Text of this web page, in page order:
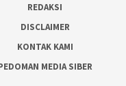
REDAKSI
DISCLAIMER
KONTAK KAMI
MEDIA SIBER